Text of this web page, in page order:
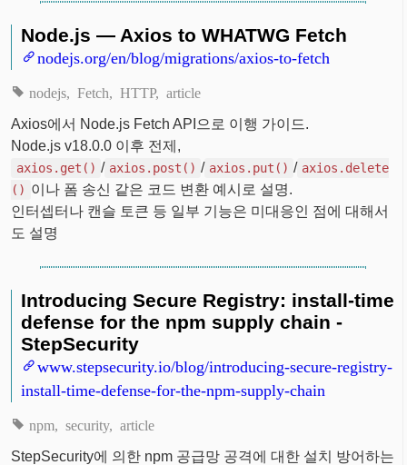
Node.js — Axios to WHATWG Fetch
nodejs.org/en/blog/migrations/axios-to-fetch
nodejs Fetch HTTP article
Axios에서 Node.js Fetch API으로 이행 가이드.
Node.js v18.0.0 이후 전제,
axios.get() / axios.post() / axios.put() / axios.delete
() 이나 폼 송신 같은 코드 변환 예시로 설명.
인터셉터나 캔슬 토큰 등 일부 기능은 미대응인 점에 대해서
도 설명
Introducing Secure Registry: install-time
defense for the npm supply chain -
StepSecurity
www.stepsecurity.io/blog/introducing-secure-registry-
install-time-defense-for-the-npm-supply-chain
npm security article
StepSecurity에 의한 npm 공급망 공격에 대한 설치 방어하는